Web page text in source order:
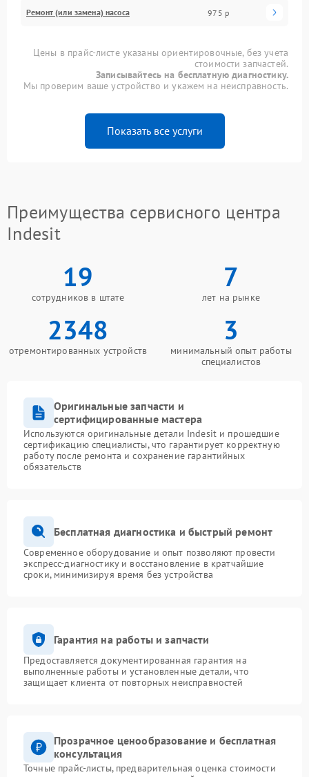
Ремонт (или замена) насоса 975 р
Цены в прайс-листе указаны ориентировочные, без учета
стоимости запчастей.
Записывайтесь на бесплатную диагностику.
Мы проверим ваше устройство и укажем на неисправность.
Показать все услуги
Преимущества сервисного центра
Indesit
19
сотрудников в штате
7
лет на рынке
2348
отремонтированных устройств
3
минимальный опыт работы
специалистов
Оригинальные запчасти и
сертифицированные мастера
Используются оригинальные детали Indesit и прошедшие
сертификацию специалисты, что гарантирует корректную
работу после ремонта и сохранение гарантийных
обязательств
Бесплатная диагностика и быстрый ремонт
Современное оборудование и опыт позволяют провести
экспресс-диагностику и восстановление в кратчайшие
сроки, минимизируя время без устройства
Гарантия на работы и запчасти
Предоставляется документированная гарантия на
выполненные работы и установленные детали, что
защищает клиента от повторных неисправностей
Прозрачное ценообразование и бесплатная
консультация
Точные прайс-листы, предварительная оценка стоимости